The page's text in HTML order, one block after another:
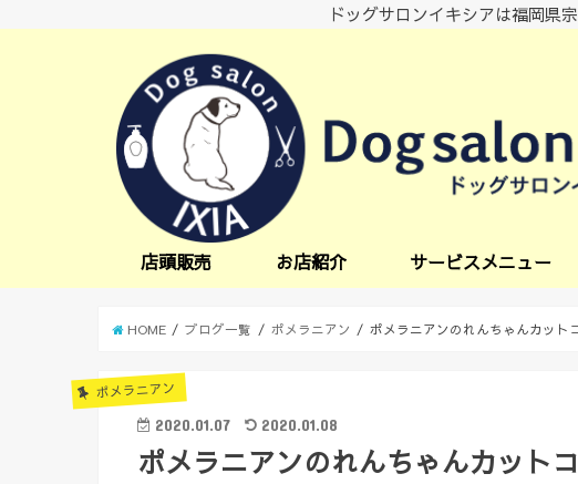
ドッグサロンイキシアは福岡県
店頭販売 お店紹介 サービスメニュー
HOME ブログ一覧 ポメラニアン ポメラニアンのれんちゃんカット
ポメラニアン
2020.01.07 2020.01.08
ポメラニアンのれんちゃんカット